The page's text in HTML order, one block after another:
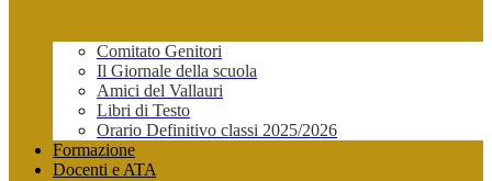
Comitato Genitori
Il Giornale della scuola
Amici del Vallauri
Libri di Testo
Orario Definitivo classi 2025/2026
Formazione
Docenti e ATA